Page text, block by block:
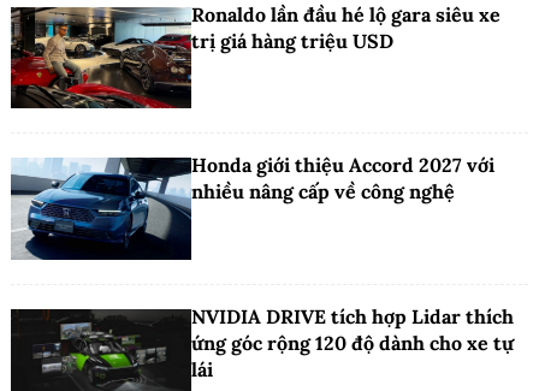
Ronaldo lần đầu hé lộ gara siêu xe
trị giá hàng triệu USD
Honda giới thiệu Accord 2027 với
nhiều nâng cấp về công nghệ
NVIDIA DRIVE tích hợp Lidar thích
ứng góc rộng 120 độ dành cho xe tự
lái